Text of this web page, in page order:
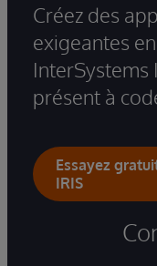
Créez des
exigeantes
InterSystems
présent à
Essayez
IRIS